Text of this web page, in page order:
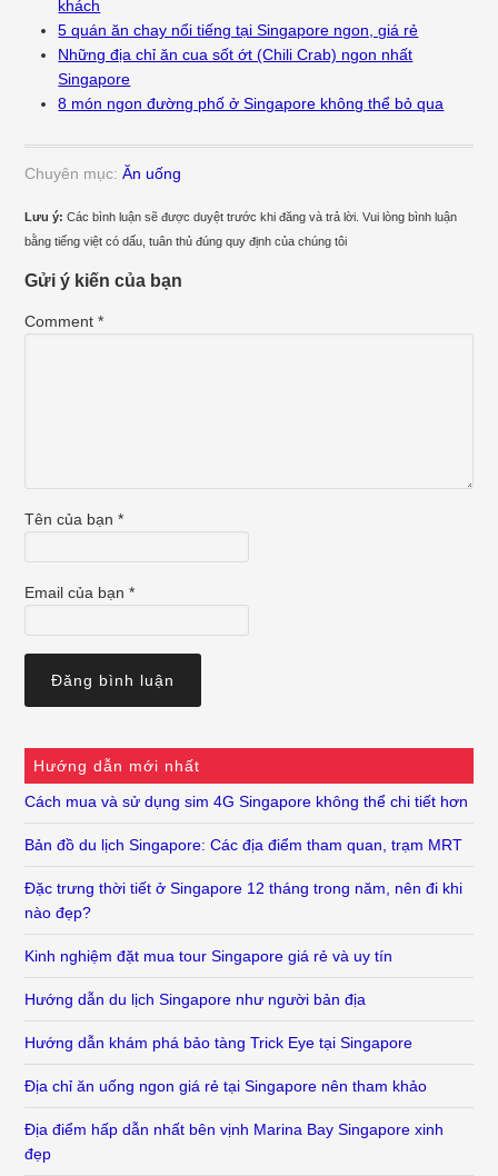
khách
5 quán ăn chay nổi tiếng tại Singapore ngon, giá rẻ
Những địa chỉ ăn cua sốt ớt (Chili Crab) ngon nhất
Singapore
8 món ngon đường phố ở Singapore không thể bỏ qua
Chuyên mục:Ăn uống
Lưu ý:Các bình luận sẽ được duyệt trước khi đăng và trả lời. Vui lòng bình luận
bằng tiếng việt có dấu, tuân thủ đúng quy định của chúng tôi
Gửi ý kiến của bạn
Comment*
Tên của bạn*
Email của bạn*
Hướng dẫn mới nhất
Cách mua và sử dụng sim 4G Singapore không thể chi tiết hơn
Bản đồ du lịch Singapore: Các địa điểm tham quan, trạm MRT
Đặc trưng thời tiết ở Singapore 12 tháng trong năm, nên đi khi
nào đẹp?
Kinh nghiệm đặt mua tour Singapore giá rẻ và uy tín
Hướng dẫn du lịch Singapore như người bản địa
Hướng dẫn khám phá bảo tàng Trick Eye tại Singapore
Địa chỉ ăn uống ngon giá rẻ tại Singapore nên tham khảo
Địa điểm hấp dẫn nhất bên vịnh Marina Bay Singapore xinh
đẹp